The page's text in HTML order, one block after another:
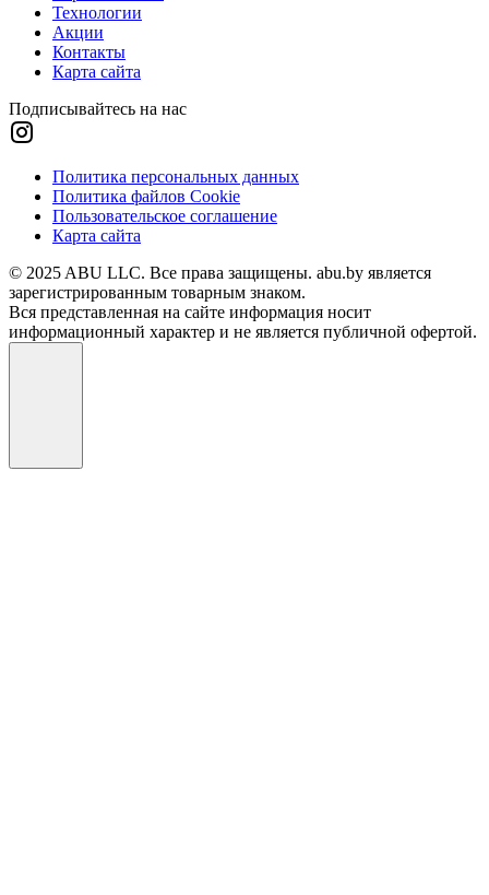
Технологии
Акции
Контакты
Карта сайта
Подписывайтесь на нас
Политика персональных данных
Политика файлов Cookie
Пользовательское соглашение
Карта сайта
© 2025 ABU LLC. Все права защищены. abu.by является
зарегистрированным товарным знаком.
Вся представленная на сайте информация носит
информационный характер и не является публичной офертой.